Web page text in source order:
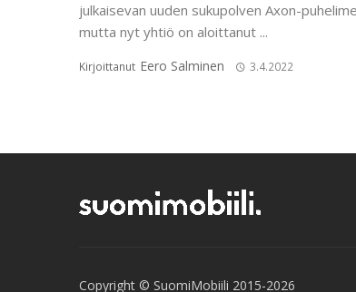
julkaisevan uuden sukupolven Axon-
mutta nyt yhtiö on aloittanut ...
Kirjoittanut Eero Salminen 3.4.2022
Copyright © SuomiMobiili 2015-2026